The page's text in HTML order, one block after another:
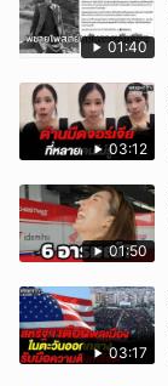
01:40
03:12
01:50
03:17